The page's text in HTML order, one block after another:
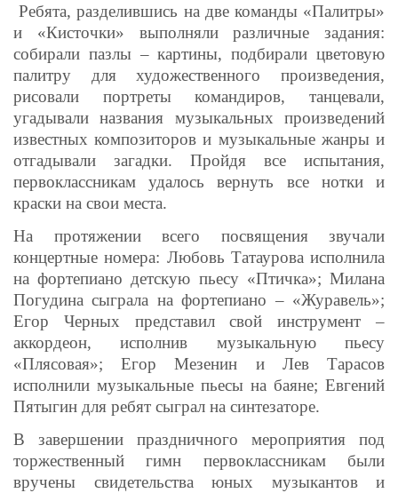
Ребята, разделившись на две команды «Палитры»
и «Кисточки» выполняли различные задания:
собирали пазлы – картины, подбирали цветовую
палитру для художественного произведения,
рисовали портреты командиров, танцевали,
угадывали названия музыкальных произведений
известных композиторов и музыкальные жанры и
отгадывали загадки. Пройдя все испытания,
первоклассникам удалось вернуть все нотки и
краски на свои места.
На протяжении всего посвящения звучали
концертные номера: Любовь Татаурова исполнила
на фортепиано детскую пьесу «Птичка»; Милана
Погудина сыграла на фортепиано – «Журавель»;
Егор Черных представил свой инструмент –
аккордеон, исполнив музыкальную пьесу
«Плясовая»; Егор Мезенин и Лев Тарасов
исполнили музыкальные пьесы на баяне; Евгений
Пятыгин для ребят сыграл на синтезаторе.
В завершении праздничного мероприятия под
торжественный гимн первоклассникам были
вручены свидетельства юных музыкантов и